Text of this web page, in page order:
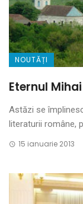
NOUTĂȚI
Eternul
Astăzi se
literaturii române,
15 ianuarie 2013